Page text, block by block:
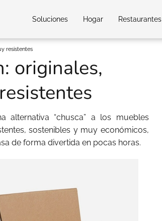
Soluciones Hogar Restaurantes
resistentes
originales,
“chusca” a los muebles
sostenibles y muy económicos,
de forma divertida en pocas horas.